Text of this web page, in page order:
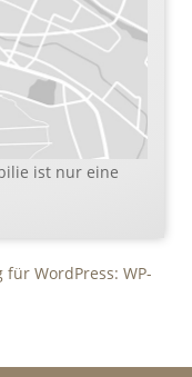
ist nur eine
WordPress: WP-